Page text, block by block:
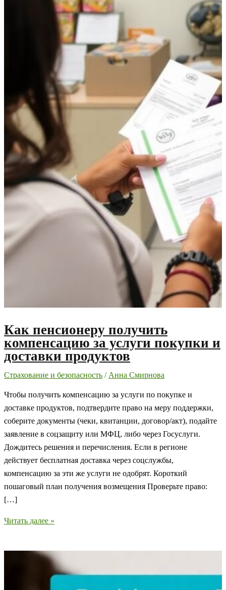
Как пенсионеру получить
компенсацию за услуги покупки и
доставки продуктов
Страхование и безопасность / Анна Смирнова
Чтобы получить компенсацию за услуги по покупке и
доставке продуктов, подтвердите право на меру поддержки,
соберите документы (чеки, квитанции, договор/акт), подайте
заявление в соцзащиту или МФЦ, либо через Госуслуги.
Дождитесь решения и перечисления. Если в регионе
действует бесплатная доставка через соцслужбы,
компенсацию за эти же услуги не одобрят. Короткий
пошаговый план получения возмещения Проверьте право:
[…]
Как
компенсацию
Читать далее »